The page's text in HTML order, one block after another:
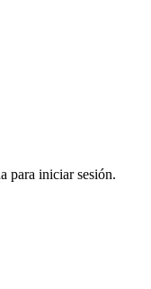
para iniciar sesión.